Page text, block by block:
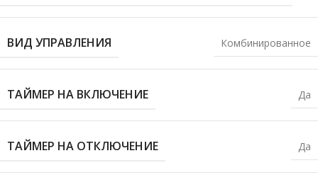
ВИД УПРАВЛЕНИЯ Комбинированное
ТАЙМЕР НА ВКЛЮЧЕНИЕ Да
ТАЙМЕР НА ОТКЛЮЧЕНИЕ Да